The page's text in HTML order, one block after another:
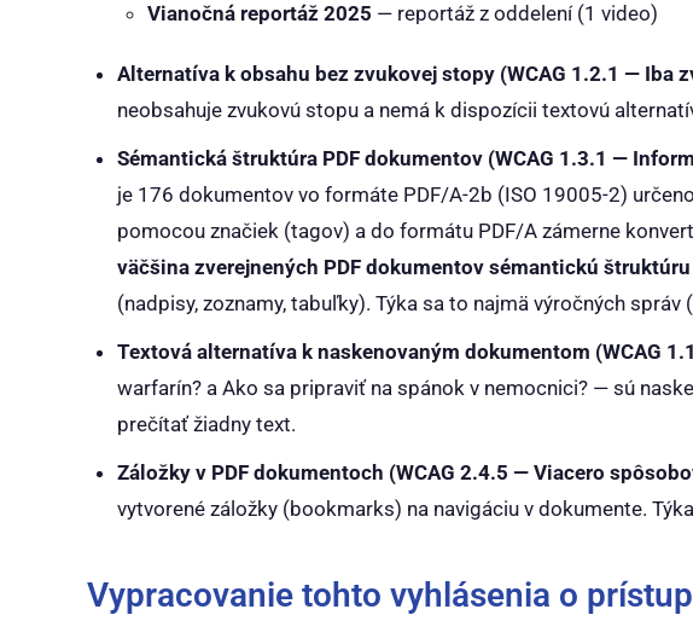
Vianočná reportáž 2025 — reportáž z oddelení (1 video)
Alternatíva k obsahu bez zvukovej stopy (WCAG 1.2.1 — Iba
neobsahuje zvukovú stopu a nemá k dispozícii textovú
Sémantická štruktúra PDF dokumentov (WCAG 1.3.1 —
je 176 dokumentov vo formáte PDF/A-2b (ISO 19005-2)
pomocou značiek (tagov) a do formátu PDF/A zámerne
väčšina zverejnených PDF dokumentov sémantickú
(nadpisy, zoznamy, tabuľky). Týka sa to najmä výročných
Textová alternatíva k naskenovaným dokumentom (WCAG
warfarín? a Ako sa pripraviť na spánok v nemocnici? — sú
prečítať žiadny text.
Záložky v PDF dokumentoch (WCAG 2.4.5 — Viacero
vytvorené záložky (bookmarks) na navigáciu v dokumente.
Vypracovanie tohto vyhlásenia o